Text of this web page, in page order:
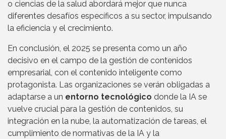
o ciencias de la salud abordará mejor que nunca
diferentes desafíos específicos a su sector, impulsando
la eficiencia y el crecimiento.
En conclusión, el 2025 se presenta como un año
decisivo en el campo de la gestión de contenidos
empresarial, con el contenido inteligente como
protagonista. Las organizaciones se verán obligadas a
adaptarse a un entorno tecnológico donde la IA se
vuelve crucial para la gestión de contenidos, su
integración en la nube, la automatización de tareas, el
cumplimiento de normativas de la IA y la